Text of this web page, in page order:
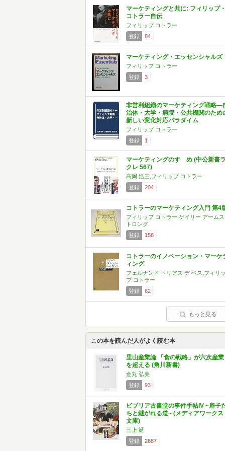
マーケティングと共に: フィリップ・
コトラー自伝
フィリップ コトラー
登録
84
マーケティング・エッセンシャルズ
フィリップ コトラー
登録
3
非営利組織のマーケティング戦略―
治体・大学・病院・公共機関のため
新しい変化対応パラダイム
フィリップ コトラー
登録
1
マーケティングのすゝめ (中公新書ラ
クレ 567)
高岡 浩三,フィリップ コトラー
登録
204
コトラーのマーケティング入門 第4
フィリップ コトラー,ゲイリー アームス
トロング
登録
156
コトラーのイノベーション・マーケ
ィング
フェルナンド トリアス デ ベス,フィリッ
プ コトラー
登録
62
もっと見る
この本を読んだ人がよく読む本
里山産業論 「食の戦略」が六次産業
を超える (角川新書)
金丸 弘美
登録
93
ビブリア古書堂の事件手帖IV ~扉子
ちと継がれる道~ (メディアワークス
文庫)
三上 延
登録
2687